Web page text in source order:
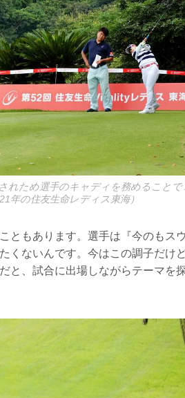
れため選手のキャディを務めること
年の住友生命レディス東海）
ともあります。選手は『今のもス
くないんです。今はこの調子だけ
と、試合に出場しながらテーマを